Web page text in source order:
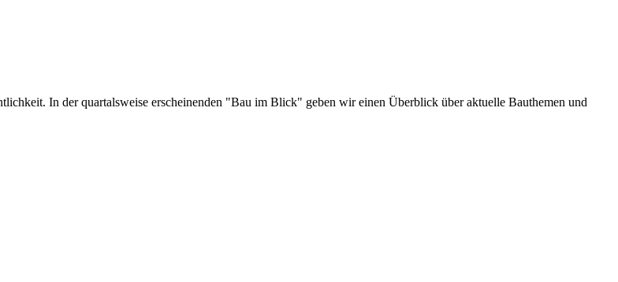
In der quartalsweise erscheinenden "Bau im Blick" geben wir einen Überblick über aktuelle Bauthemen und